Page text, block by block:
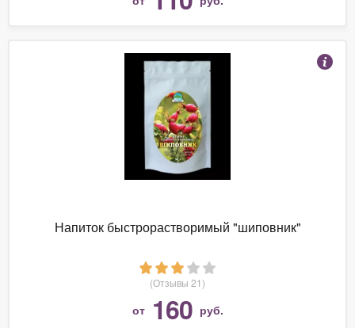
Напиток быстрорастворимый "шиповник"
(Отзывы 21)
от 160 руб.